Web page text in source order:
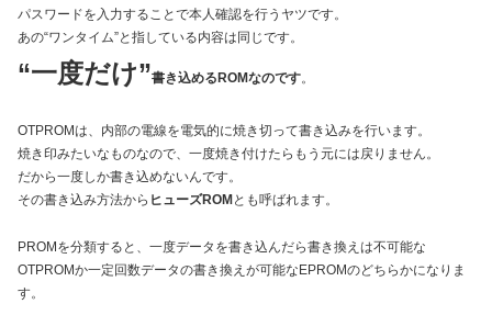
パスワードを入力することで本人確認を行うヤツです。
あの“ワンタイム”と指している内容は同じです。
“一度だけ”書き込めるROMなのです。
OTPROMは、内部の電線を電気的に焼き切って書き込みを行います。
焼き印みたいなものなので、一度焼き付けたらもう元には戻りません。
だから一度しか書き込めないんです。
その書き込み方法から ヒューズROM とも呼ばれます。
PROMを分類すると、一度データを書き込んだら書き換えは不可能な
OTPROMか一定回数データの書き換えが可能なEPROMのどちらかになりま
す。